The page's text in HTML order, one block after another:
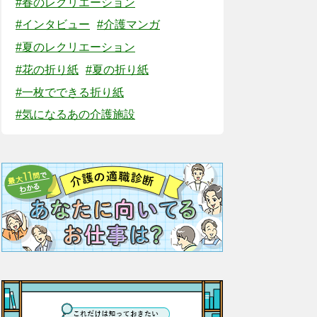
#インタビュー
#介護マンガ
#夏のレクリエーション
#花の折り紙 #夏の折り紙
#一枚でできる折り紙
#気になるあの介護施設